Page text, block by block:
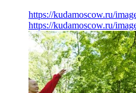
https://kudamoscow.ru/
https://kudamoscow.ru/